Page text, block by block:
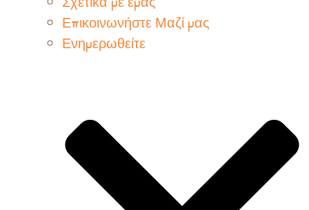
Επικοινωνήστε Μαζί μας
Ενημερωθείτε